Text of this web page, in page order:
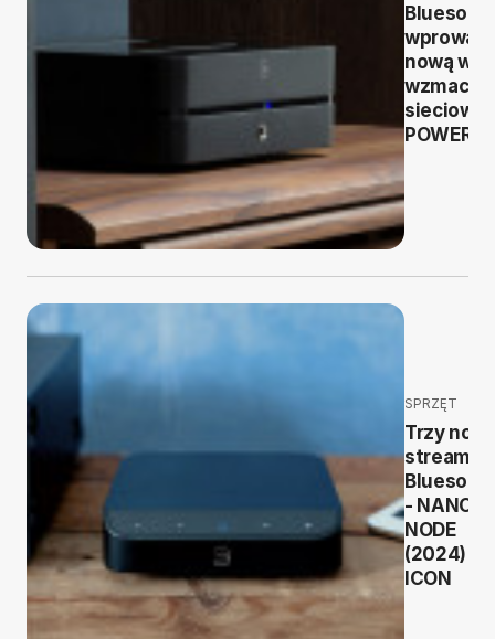
nową
SPRZĘT
Trzy
- NANO,
NODE
(2024) i
ICON